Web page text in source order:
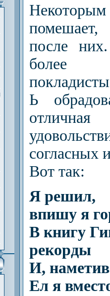
после
более
Ь
согласных
Вот так:
Я решил,
впишу я
В книгу
рекорды
И,
Ел я